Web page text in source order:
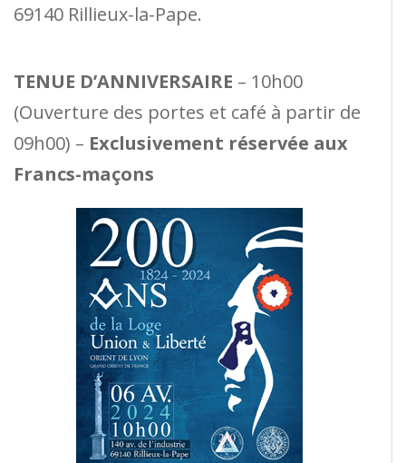
69140 Rillieux-la-Pape.
TENUE D’ANNIVERSAIRE – 10h00
(Ouverture des portes et café à partir de
09h00) – Exclusivement réservée aux
Francs-maçons